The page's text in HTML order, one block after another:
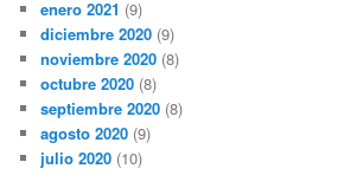
enero 2021 (9)
diciembre 2020 (9)
noviembre 2020 (8)
octubre 2020 (8)
septiembre 2020 (8)
agosto 2020 (9)
julio 2020 (10)